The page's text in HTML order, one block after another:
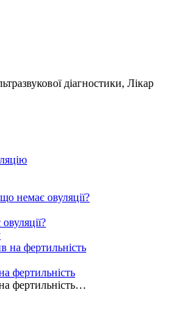
діагностики, Лікар
фертильність
фертильність…